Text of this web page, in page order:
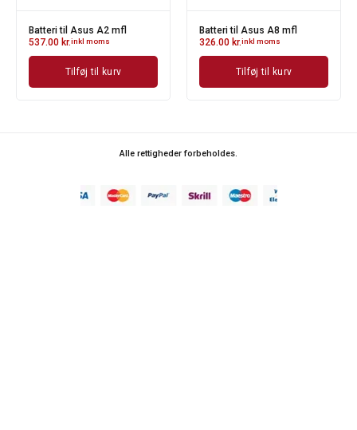
Batteri til Asus A2 mfl
537.00 kr.inkl moms
Tilføj til kurv
Batteri til Asus A8 mfl
326.00 kr.inkl moms
Tilføj til kurv
Alle rettigheder forbeholdes.